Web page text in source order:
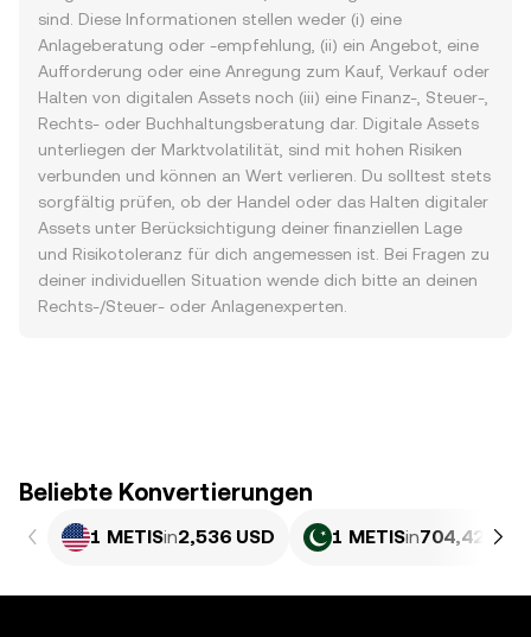
sind. Diese Informationen stellen weder (i) eine
Anlageberatung oder -empfehlung, (ii) ein Angebot, eine
Aufforderung oder eine Anregung zum Kauf, Verkauf oder
Halten von digitalen Assets noch (iii) eine Finanz-, Steuer-,
Rechts- oder Buchhaltungsberatung dar. Digitale Assets
unterliegen der Marktvolatilität, sind mit hohen Risiken
verbunden und können an Wert verlieren. Du solltest stets
sorgfältig prüfen, ob der Handel oder das Halten digitaler
Assets unter Berücksichtigung deiner finanziellen Lage
und Risikotoleranz für dich angemessen ist. Bei Fragen zu
deiner individuellen Situation wende dich bitte an deinen
Rechts-/Steuer- oder Anlagenexperten.
Beliebte Konvertierungen
1 METISin2,536 USD 1 METISin704,42 PKR